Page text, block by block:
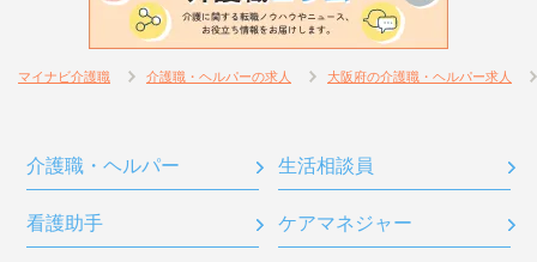
マイナビ介護職 介護職・ヘルパーの求人 大阪府の介護職・ヘルパー求人
介護職・ヘルパー 生活相談員
看護助手 ケアマネジャー